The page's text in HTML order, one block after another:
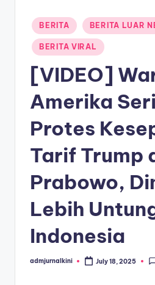
Posted
in
BERITA BERITA LUAR
BERITA VIRAL
[VIDEO]
Amerika
Protes
Tarif Trump
Prabowo,
Lebih
Indonesia
Posted
admjurnalkini July 18, 2025